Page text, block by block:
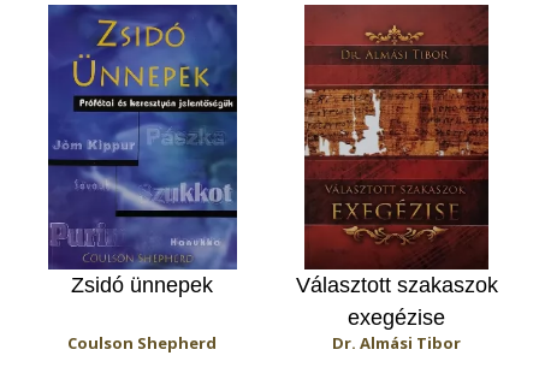
Zsidó ünnepek
Coulson Shepherd
Választott szakaszok
exegézise
Dr. Almási Tibor